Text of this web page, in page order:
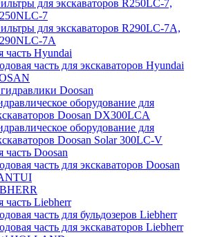
для экскаваторов R250LC-7,
7
для экскаваторов R290LC-7A,
7A
часть Hyundai
часть для экскаваторов Hyundai
Doosan
оборудование для
Doosan DX300LCA
оборудование для
Doosan Solar 300LC-V
часть Doosan
часть для экскаваторов Doosan
часть Liebherr
часть для бульдозеров Liebherr
часть для экскаваторов Liebherr